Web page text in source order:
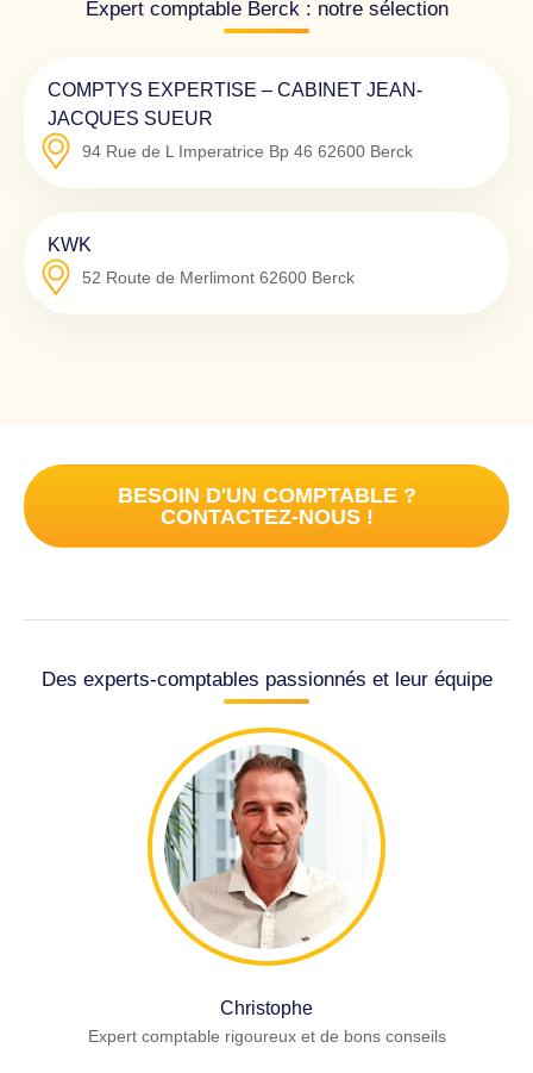
Expert comptable Berck : notre sélection
COMPTYS EXPERTISE – CABINET JEAN-
JACQUES SUEUR
94 Rue de L Imperatrice Bp 46 62600 Berck
KWK
52 Route de Merlimont 62600 Berck
BESOIN D'UN COMPTABLE ?
CONTACTEZ-NOUS !
Des experts-comptables passionnés et leur équipe
Christophe
Expert comptable rigoureux et de bons conseils